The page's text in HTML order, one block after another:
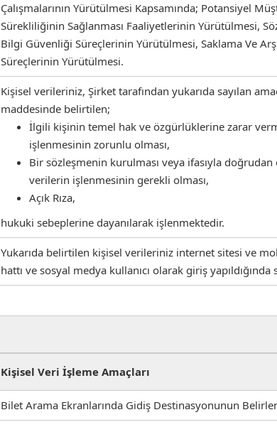
Çalışmalarının Yürütülmesi Kapsamında; Potansiyel
Sürekliliğinin Sağlanması Faaliyetlerinin Yürütülmesi,
Bilgi Güvenliği Süreçlerinin Yürütülmesi, Saklama Ve
Süreçlerinin Yürütülmesi.
Kişisel verileriniz, Şirket tarafından yukarıda sayılan
maddesinde belirtilen;
İlgili kişinin temel hak ve özgürlüklerine zarar
işlenmesinin zorunlu olması,
Bir sözleşmenin kurulması veya ifasıyla
verilerin işlenmesinin gerekli olması,
Açık Rıza,
hukuki sebeplerine dayanılarak işlenmektedir.
Yukarıda belirtilen kişisel verileriniz internet sitesi ve
hattı ve sosyal medya kullanıcı olarak giriş
Kişisel Veri İşleme Amaçları
Bilet Arama Ekranlarında Gidiş Destinasyonunun